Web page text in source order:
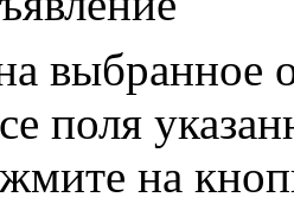
выбранное
поля
на